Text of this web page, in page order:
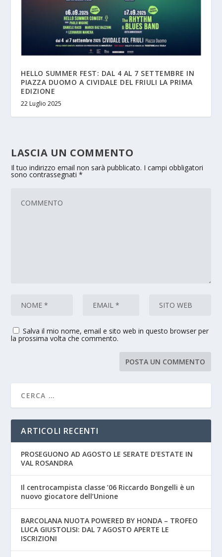
HELLO SUMMER FEST: DAL 4 AL 7 SETTEMBRE IN
PIAZZA DUOMO A CIVIDALE DEL FRIULI LA PRIMA
EDIZIONE
22 Luglio 2025
LASCIA UN COMMENTO
Il tuo indirizzo email non sarà pubblicato. I campi obbligatori
sono contrassegnati*
Salva il mio nome, email e sito web in questo browser per
la prossima volta che commento.
ARTICOLI RECENTI
PROSEGUONO AD AGOSTO LE SERATE D’ESTATE IN
VAL ROSANDRA
Il centrocampista classe ’06 Riccardo Bongelli è un
nuovo giocatore dell’Unione
BARCOLANA NUOTA POWERED BY HONDA – TROFEO
LUCA GIUSTOLISI: DAL 7 AGOSTO APERTE LE
ISCRIZIONI